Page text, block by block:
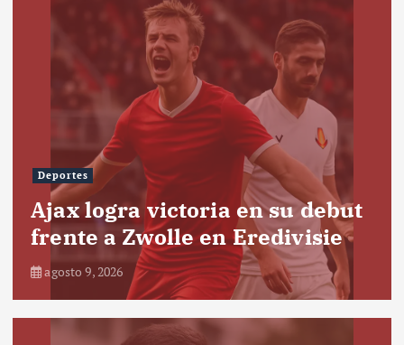
Deportes
Ajax logra victoria en su debut
frente a Zwolle en Eredivisie
agosto 9, 2026